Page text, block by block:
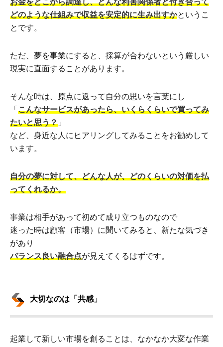
お金をどこから調達し、どんな利害関係者と付き合って
どのような仕組みで収益を安定的に生み出すかというこ
とです。
ただ、夢を事業にすると、採算が合わないという厳しい
現実に直面することがあります。
そんな時は、原点に返って自分の思いを言葉にし
「 こんなサービスがあったら、いくらくらいで買ってみ
たいと思う？ 」
など、身近な人にヒアリングしてみることをお勧めして
います。
自分の夢に対して、どんな人が、どのくらいの対価を払
ってくれるか。
事業は相手があって初めて成り立つものなので
迷った時は顧客（市場）に聞いてみると、新たな気づき
があり
バランス良い融合点が見えてくるはずです。
大切なのは「共感」
起業して新しい市場を創ることは、なかなか大変な作業